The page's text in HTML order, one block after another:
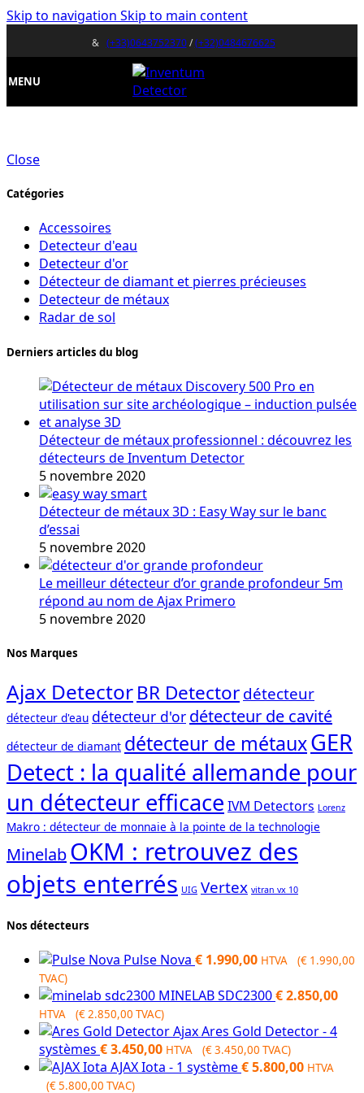
Skip to navigation Skip to main content
& (+33)0643752370/(+32)0484676625
MENU
Close
Catégories
Accessoires
Detecteur d'eau
Detecteur d'or
Détecteur de diamant et pierres précieuses
Detecteur de métaux
Radar de sol
Derniers articles du blog
Détecteur de métaux professionnel : découvrez les
détecteurs de Inventum Detector
5 novembre 2020
Détecteur de métaux 3D : Easy Way sur le banc
d’essai
5 novembre 2020
Le meilleur détecteur d’or grande profondeur 5m
répond au nom de Ajax Primero
5 novembre 2020
Nos Marques
Ajax DetectorBR Detectordétecteur
détecteur d'eau détecteur d'or détecteur de cavité
détecteur de diamant détecteur de métauxGER
Detect : la qualité allemande pour
un détecteur efficace IVM Detectors Lorenz
Makro : détecteur de monnaie à la pointe de la technologie
MinelabOKM : retrouvez des
objets enterrés UIG Vertex vitran vx 10
Nos détecteurs
Pulse Nova € 1.990,00 HTVA (€ 1.990,00
TVAC)
MINELAB SDC2300€2.850,00
HTVA (€2.850,00 TVAC)
Ajax Ares Gold Detector - 4
systèmes €3.450,00 HTVA (€3.450,00 TVAC)
AJAX Iota - 1 système€5.800,00 HTVA
(€5.800,00 TVAC)